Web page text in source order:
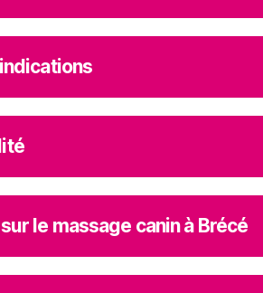
le massage canin à Brécé